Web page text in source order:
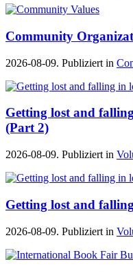
Community
2026-08-09. Publiziert in
Getting lost and
(Part 2)
2026-08-09. Publiziert in
Getting lost and
2026-08-09. Publiziert in